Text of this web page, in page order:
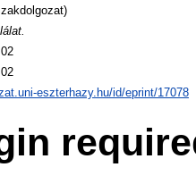
eszterhazy.hu/id/eprint/17078